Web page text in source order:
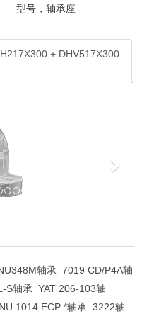
型号，轴承座
+ DHV517X300
轴承 7019 CD/P4A轴
S轴承 YAT 206-103轴
1014 ECP *轴承 3222轴